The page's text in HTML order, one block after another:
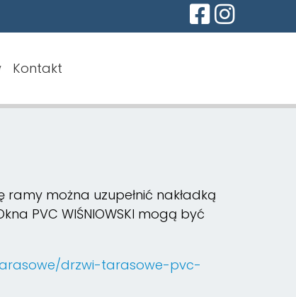
Kontakt
można uzupełnić nakładką
PVC WIŚNIOWSKI mogą być
drzwi-tarasowe-pvc-